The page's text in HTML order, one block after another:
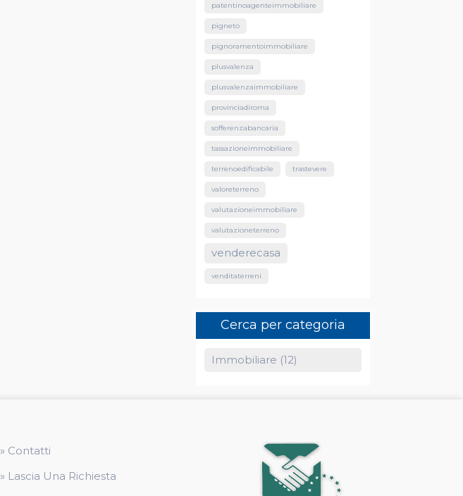
patentinoagenteimmobiliare
pigneto
pignoramentoimmobiliare
plusvalenza
plusvalenzaimmobiliare
provinciadiroma
sofferenzabancaria
tassazioneimmobiliare
terrenoedificabile trastevere
valoreterreno
valutazioneimmobiliare
valutazioneterreno
venderecasa
venditaterreni
Cerca per categoria
Immobiliare (12)
» Contatti
» Lascia Una Richiesta